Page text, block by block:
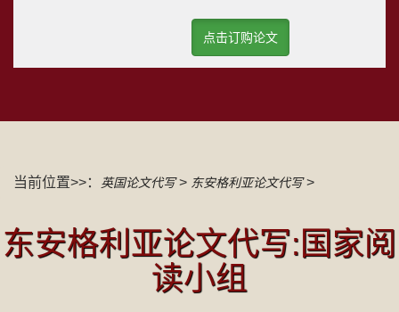
点击订购论文
当前位置>>： 英国论文代写> 东安格利亚论文代写>
东安格利亚论文代写:国家阅
读小组